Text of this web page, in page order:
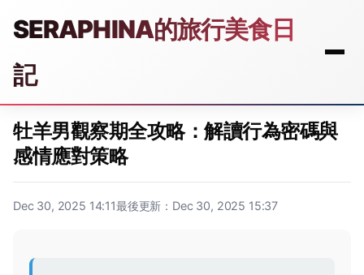
SERAPHINA的旅行美食日
記
牡羊男觀察期全攻略：解讀行為密碼與
感情應對策略
Dec 30, 2025 14:11最後更新：Dec 30, 2025 15:37